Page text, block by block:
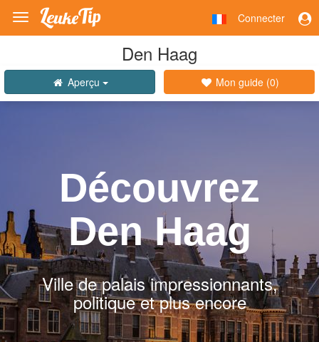
Toggle
navigation
Connecter
Den Haag
Aperçu Mon guide (0)
Découvrez
Den Haag
Ville de palais impressionnants,
politique et plus encore